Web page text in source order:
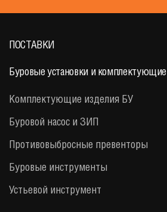
ПОСТАВКИ
Буровые установки и комплектующие
Комплектующие изделия БУ
Буровой насос и ЗИП
Противовыбросные превенторы
Буровые инструменты
Устьевой инструмент